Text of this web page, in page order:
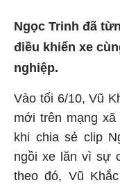
Ngọc Trinh đã
điều khiển xe
nghiệp.
Vào tối 6/10, Vũ
mới trên mạng
khi chia sẻ clip
ngồi xe lăn vì sự
theo đó, Vũ